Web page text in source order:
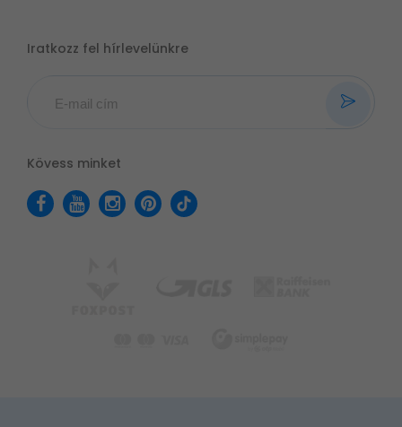
Iratkozz fel hírlevelünkre
Kövess minket